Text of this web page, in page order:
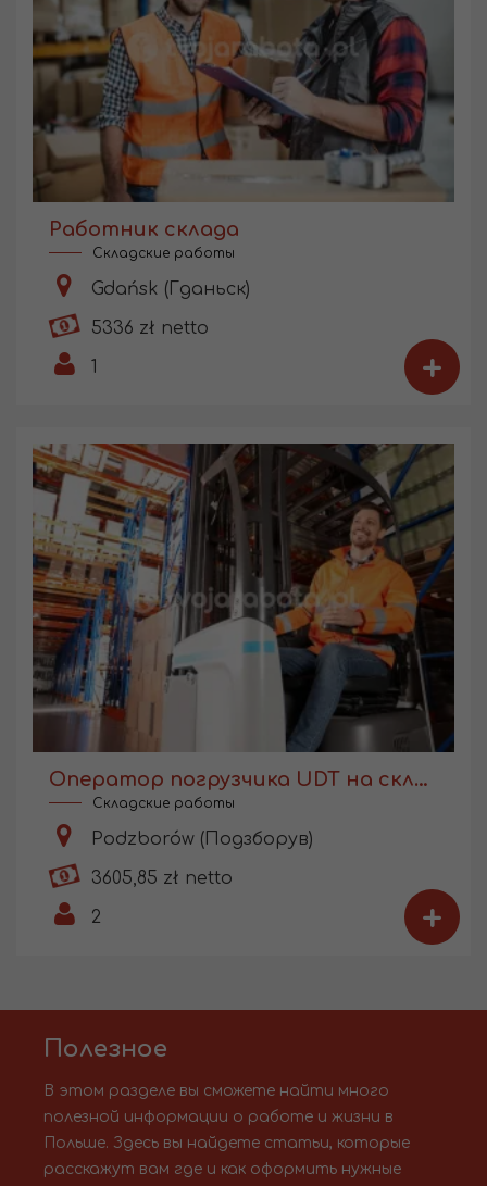
Работник склада
Складские работы
Gdańsk (Гданьск)
5336 zł netto
1
+
Оператор погрузчика UDT на складе производства
Складские работы
Podzborów (Подзборув)
3605,85 zł netto
2
+
Полезное
В этом разделе вы сможете найти много
полезной информации о работе и жизни в
Польше. Здесь вы найдете статьи, которые
расскажут вам где и как оформить нужные